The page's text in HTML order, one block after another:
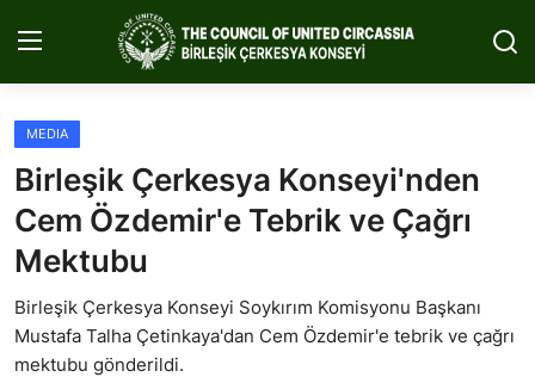
Home
About Us
Circassia
Media
Projects
MEDIA
Birleşik Çerkesya Konseyi'nden
Cem Özdemir'e Tebrik ve Çağrı
Mektubu
Birleşik Çerkesya Konseyi Soykırım Komisyonu Başkanı
Mustafa Talha Çetinkaya'dan Cem Özdemir'e tebrik ve çağrı
mektubu gönderildi.